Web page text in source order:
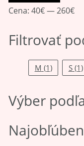
Cena: 40€—260€
Filtrovať
M (1) S (1)
Výber